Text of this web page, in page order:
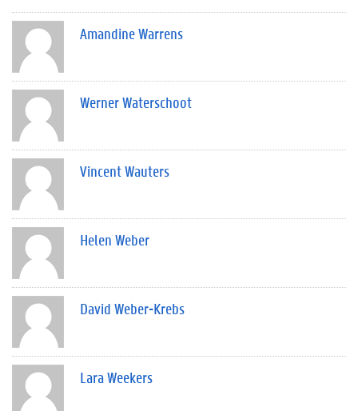
Amandine Warrens
Werner Waterschoot
Vincent Wauters
Helen Weber
David Weber-Krebs
Lara Weekers